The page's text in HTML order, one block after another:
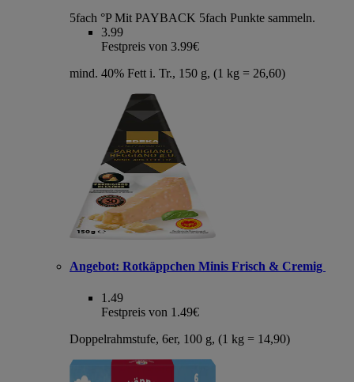
5fach °P Mit PAYBACK 5fach Punkte sammeln.
3.99
Festpreis von 3.99€
mind. 40% Fett i. Tr., 150 g, (1 kg = 26,60)
Angebot: Rotkäppchen Minis Frisch & Cremig
1.49
Festpreis von 1.49€
Doppelrahmstufe, 6er, 100 g, (1 kg = 14,90)